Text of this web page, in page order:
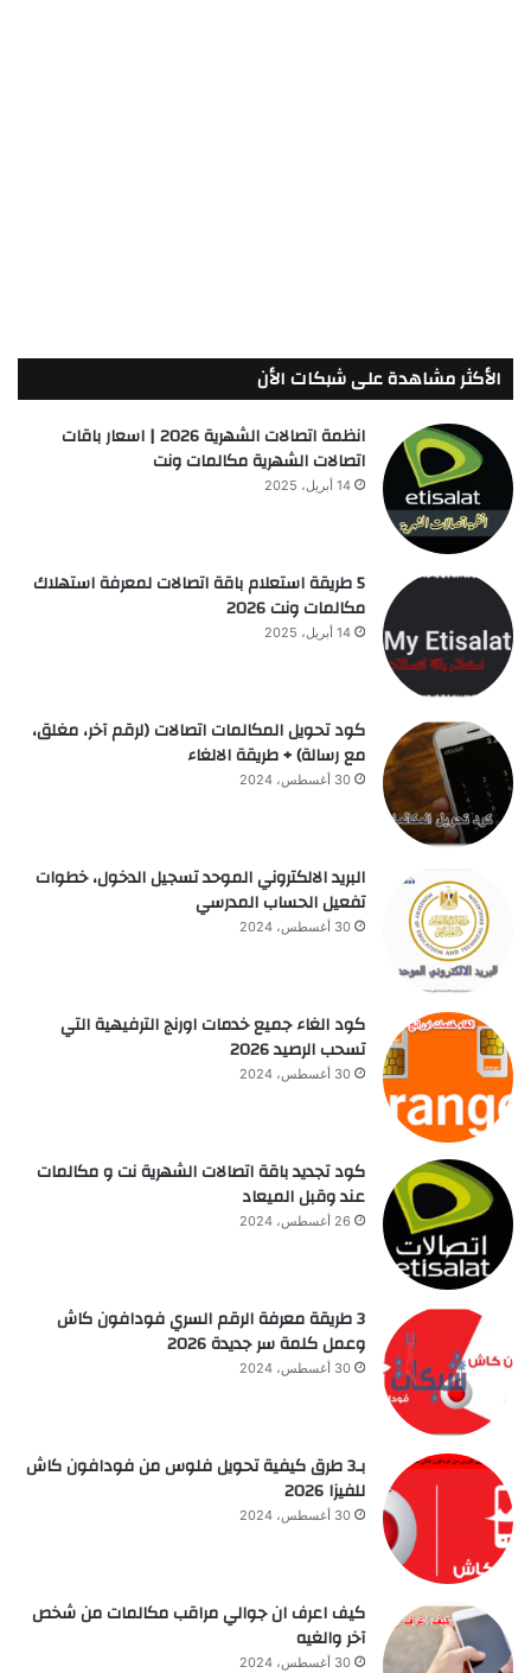
الأكثر مشاهدة على شبكات الأن
انظمة اتصالات الشهرية 2026 | اسعار باقات
اتصالات الشهرية مكالمات ونت
14 أبريل، 2025
5 طريقة استعلام باقة اتصالات لمعرفة استهلاك
مكالمات ونت 2026
14 أبريل، 2025
كود تحويل المكالمات اتصالات (لرقم آخر، مغلق،
مع رسالة) + طريقة الالغاء
30 أغسطس، 2024
البريد الالكتروني الموحد تسجيل الدخول، خطوات
تفعيل الحساب المدرسي
30 أغسطس، 2024
كود الغاء جميع خدمات اورنج الترفيهية التي
تسحب الرصيد 2026
30 أغسطس، 2024
كود تجديد باقة اتصالات الشهرية نت و مكالمات
عند وقبل الميعاد
26 أغسطس، 2024
3 طريقة معرفة الرقم السري فودافون كاش
وعمل كلمة سر جديدة 2026
30 أغسطس، 2024
بـ3 طرق كيفية تحويل فلوس من فودافون كاش
للفيزا 2026
30 أغسطس، 2024
كيف اعرف ان جوالي مراقب مكالمات من شخص
آخر والغيه
30 أغسطس، 2024